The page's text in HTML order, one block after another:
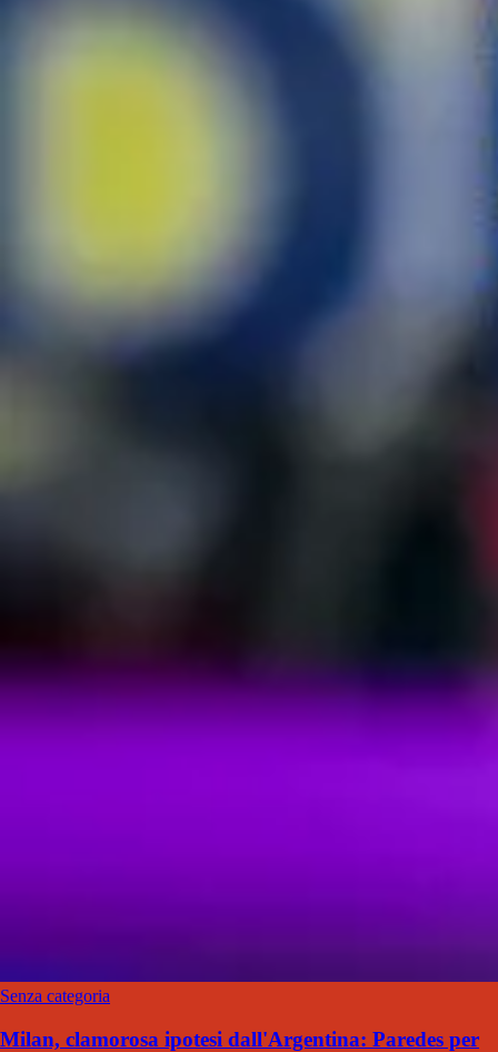
Senza categoria
Milan, clamorosa ipotesi dall'Argentina: Paredes per